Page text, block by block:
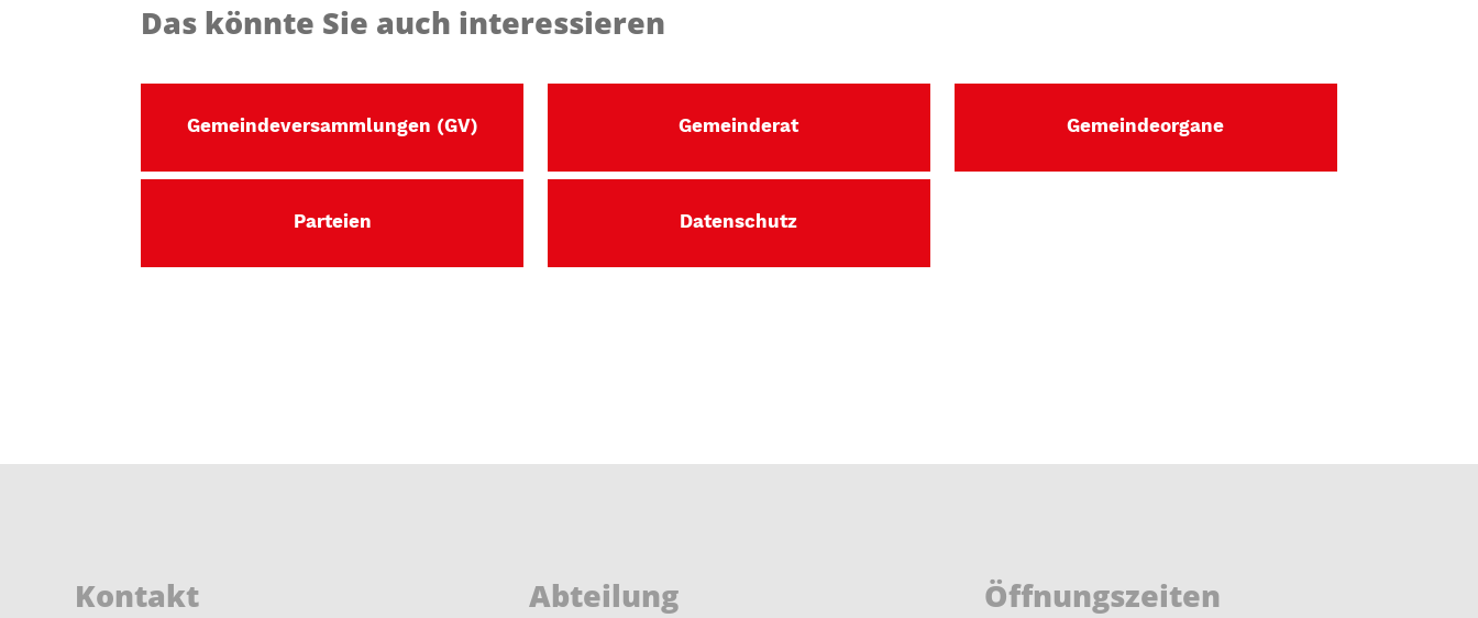
Das könnte Sie auch interessieren
Gemeindeversammlungen (GV) Gemeinderat Gemeindeorgane
Parteien Datenschutz
Kontakt Abteilung Öffnungszeiten